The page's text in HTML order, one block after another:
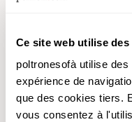
Ce site web utilise des
poltronesofà utilise
expérience de
que des cookies tiers.
vous consentez à
collections